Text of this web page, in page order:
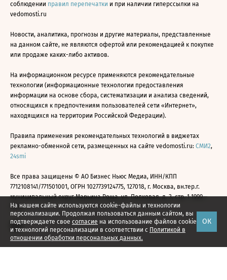
На нашем сайте используются cookie-файлы и технологии
персонализации. Продолжая пользоваться данным сайтом, вы
подтверждаете свое согласие на использование файлов cookie
и технологий персонализации в соответствии с Политикой в
отношении обработки персональных данных.
ОК
соблюдении правил перепечатки и при наличии гиперссылки на
vedomosti.ru
Новости, аналитика, прогнозы и другие материалы, представленные
на данном сайте, не являются офертой или рекомендацией к покупке
или продаже каких-либо активов.
На информационном ресурсе применяются рекомендательные
технологии (информационные технологии предоставления
информации на основе сбора, систематизации и анализа сведений,
относящихся к предпочтениям пользователей сети «Интернет»,
находящихся на территории Российской Федерации).
Правила применения рекомендательных технологий в виджетах
рекламно-обменной сети, размещенных на сайте vedomosti.ru: СМИ2,
24smi
Все права защищены © АО Бизнес Ньюс Медиа, ИНН/КПП
7712108141/771501001, ОГРН 1027739124775, 127018, г. Москва, вн.тер.г.
муниципальный округ Марьина Роща, ул. Полковая, д. 3, стр. 1 1999—
2026